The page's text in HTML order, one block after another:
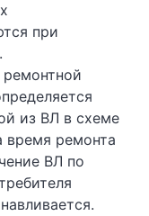
при
ремонтной
из ВЛ в схеме
время ремонта
ВЛ по